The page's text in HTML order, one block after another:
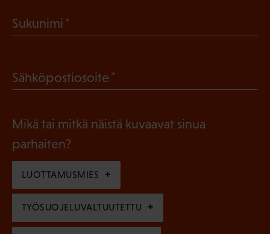
l
n
e
)
Sukunimi
P
k
l
i
n
e
n
Sähköpostiosoite
l
i
Mikä tai mitkä näistä kuvaavat sinua
parhaiten?
LUOTTAMUSMIES
TYÖSUOJELUVALTUUTETTU